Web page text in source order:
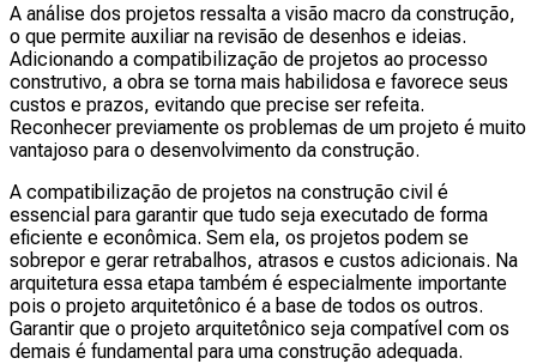
A análise dos projetos ressalta a visão macro da construção,
o que permite auxiliar na revisão de desenhos e ideias.
Adicionando a compatibilização de projetos ao processo
construtivo, a obra se torna mais habilidosa e favorece seus
custos e prazos, evitando que precise ser refeita.
Reconhecer previamente os problemas de um projeto é muito
vantajoso para o desenvolvimento da construção.
A compatibilização de projetos na construção civil é
essencial para garantir que tudo seja executado de forma
eficiente e econômica. Sem ela, os projetos podem se
sobrepor e gerar retrabalhos, atrasos e custos adicionais. Na
arquitetura essa etapa também é especialmente importante
pois o projeto arquitetônico é a base de todos os outros.
Garantir que o projeto arquitetônico seja compatível com os
demais é fundamental para uma construção adequada.